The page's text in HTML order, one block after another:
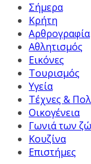
Σήμερα
Κρήτη
Αρθρογραφία
Αθλητισμός
Εικόνες
Τουρισμός
Υγεία
Τέχνες &
Οικογένεια
Γωνιά των
Κουζίνα
Επιστήμες